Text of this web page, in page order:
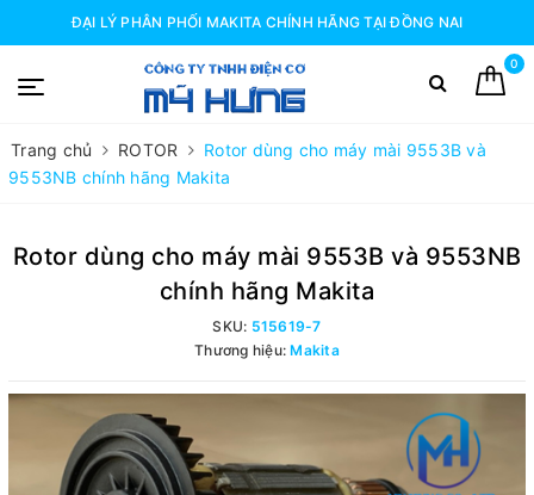
ĐẠI LÝ PHÂN PHỐI MAKITA CHÍNH HÃNG TẠI ĐỒNG NAI
0
Trang chủ ROTOR
Rotor dùng cho máy mài 9553B và
9553NB chính hãng Makita
Rotor dùng cho máy mài 9553B và 9553NB
chính hãng Makita
SKU: 515619-7
Thương hiệu:Makita